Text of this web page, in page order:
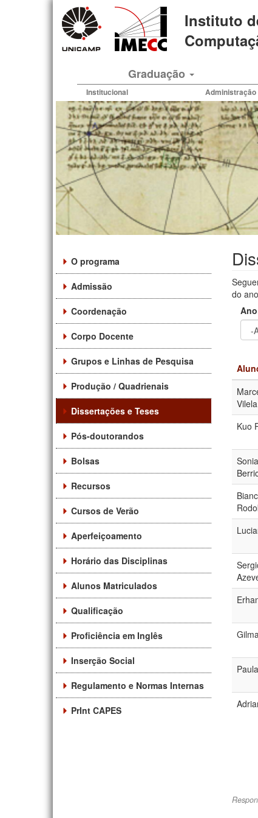
Instituto
Graduação
Institucional Administração
O programa
Admissão
Coordenação
Corpo Docente
Grupos e Linhas de Pesquisa
Produção / Quadrienais
Dissertações e Teses
Pós-doutorandos
Bolsas
Recursos
Cursos de Verão
Aperfeiçoamento
Horário das Disciplinas
Alunos Matriculados
Qualificação
Proficiência em Inglês
Inserção Social
Regulamento e Normas Internas
PrInt CAPES
do
Kuo